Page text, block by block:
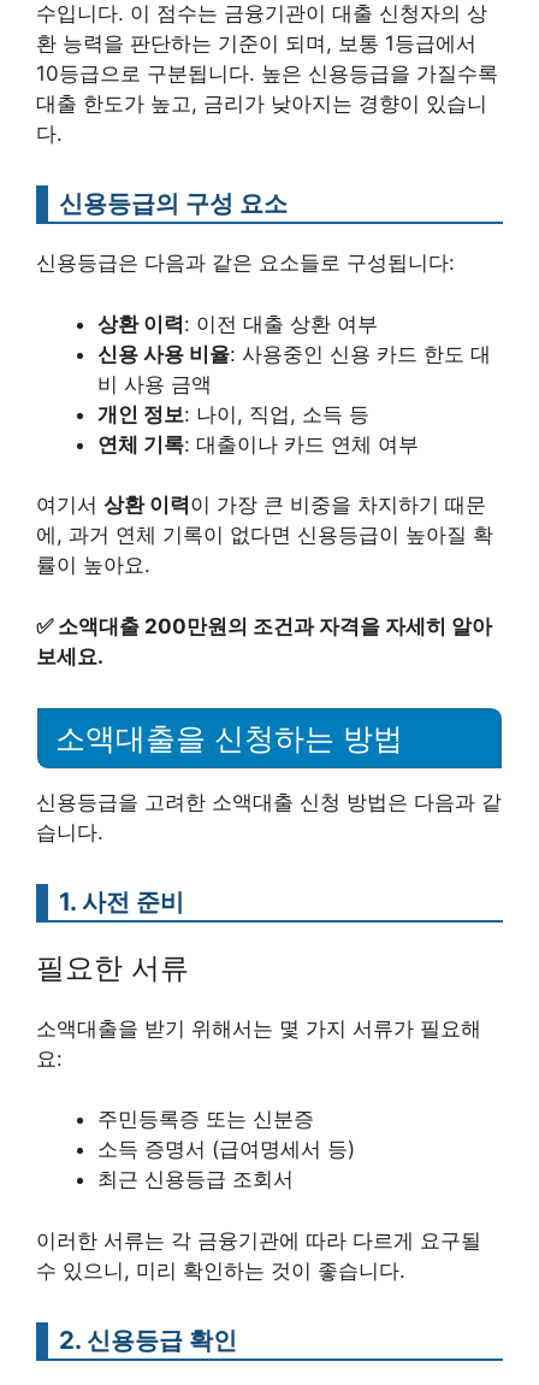
수입니다. 이 점수는 금융기관이 대출 신청자의 상
환 능력을 판단하는 기준이 되며, 보통 1등급에서
10등급으로 구분됩니다. 높은 신용등급을 가질수록
대출 한도가 높고, 금리가 낮아지는 경향이 있습니
다.
신용등급의 구성 요소
신용등급은 다음과 같은 요소들로 구성됩니다:
상환 이력: 이전 대출 상환 여부
신용 사용 비율: 사용중인 신용 카드 한도 대
비 사용 금액
개인 정보: 나이, 직업, 소득 등
연체 기록: 대출이나 카드 연체 여부
여기서 상환 이력이 가장 큰 비중을 차지하기 때문
에, 과거 연체 기록이 없다면 신용등급이 높아질 확
률이 높아요.
✅ 소액대출 200만원의 조건과 자격을 자세히 알아
보세요.
소액대출을 신청하는 방법
신용등급을 고려한 소액대출 신청 방법은 다음과 같
습니다.
1. 사전 준비
필요한 서류
소액대출을 받기 위해서는 몇 가지 서류가 필요해
요:
주민등록증 또는 신분증
소득 증명서 (급여명세서 등)
최근 신용등급 조회서
이러한 서류는 각 금융기관에 따라 다르게 요구될
수 있으니, 미리 확인하는 것이 좋습니다.
2. 신용등급 확인